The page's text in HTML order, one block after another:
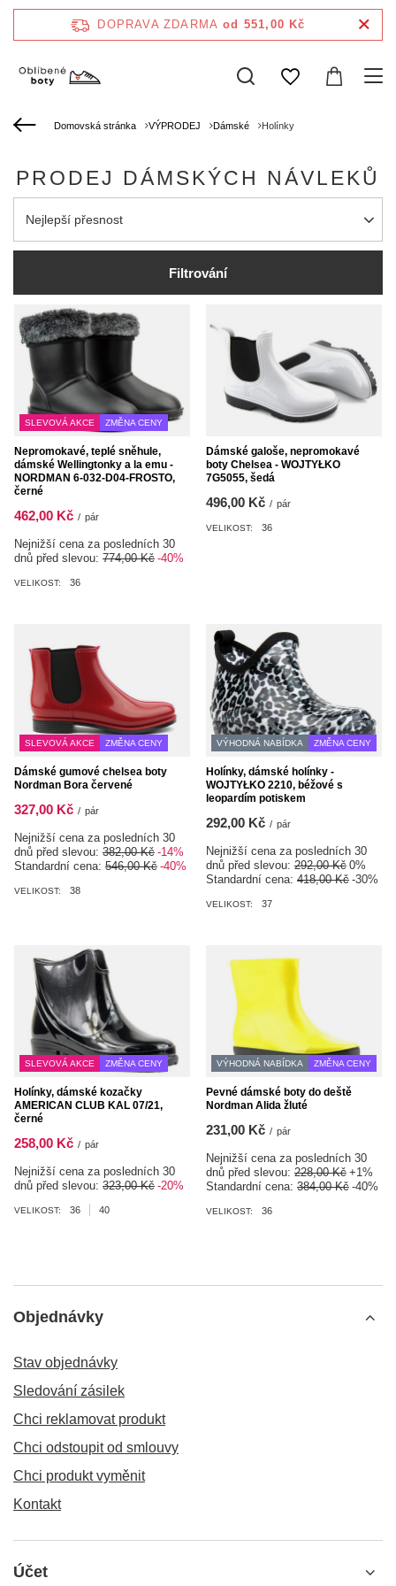
DOPRAVA ZDARMA od 551,00 Kč
Domovská stránka VÝPRODEJ Dámské Holínky
PRODEJ DÁMSKÝCH NÁVLEKŮ
Zmień sortowanie
Nejlepší přesnost
Filtrování
SLEVOVÁ AKCE ZMĚNA CENY
Nepromokavé, teplé sněhule,
dámské Wellingtonky a la emu -
NORDMAN 6-032-D04-FROSTO,
černé
462,00 Kč / pár
Nejnižší cena za posledních 30
dnů před slevou: 774,00 Kč -40%
VELIKOST: 36
Dámské galoše, nepromokavé
boty Chelsea - WOJTYŁKO
7G5055, šedá
496,00 Kč / pár
VELIKOST: 36
SLEVOVÁ AKCE ZMĚNA CENY
Dámské gumové chelsea boty
Nordman Bora červené
327,00 Kč / pár
Nejnižší cena za posledních 30
dnů před slevou: 382,00 Kč -14%
Standardní cena: 546,00 Kč -40%
VELIKOST: 38
VÝHODNÁ NABÍDKA ZMĚNA CENY
Holínky, dámské holínky -
WOJTYŁKO 2210, béžové s
leopardím potiskem
292,00 Kč / pár
Nejnižší cena za posledních 30
dnů před slevou: 292,00 Kč 0%
Standardní cena: 418,00 Kč -30%
VELIKOST: 37
SLEVOVÁ AKCE ZMĚNA CENY
Holínky, dámské kozačky
AMERICAN CLUB KAL 07/21,
černé
258,00 Kč / pár
Nejnižší cena za posledních 30
dnů před slevou: 323,00 Kč -20%
VELIKOST: 36 40
VÝHODNÁ NABÍDKA ZMĚNA CENY
Pevné dámské boty do deště
Nordman Alida žluté
231,00 Kč / pár
Nejnižší cena za posledních 30
dnů před slevou: 228,00 Kč +1%
Standardní cena: 384,00 Kč -40%
VELIKOST: 36
Objednávky
Stav objednávky
Sledování zásilek
Chci reklamovat produkt
Chci odstoupit od smlouvy
Chci produkt vyměnit
Kontakt
Účet